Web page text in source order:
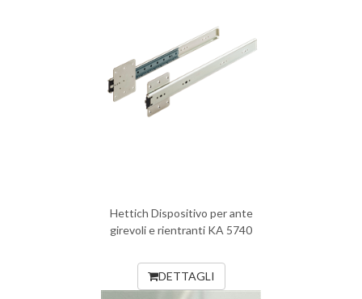
Hettich Dispositivo per ante
girevoli e rientranti KA 5740
DETTAGLI